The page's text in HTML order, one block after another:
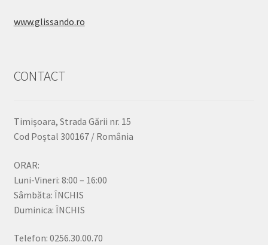
www.glissando.ro
CONTACT
Timișoara, Strada Gării nr. 15
Cod Poștal 300167 / România
ORAR:
Luni-Vineri: 8:00 – 16:00
Sâmbăta: ÎNCHIS
Duminica: ÎNCHIS
Telefon: 0256.30.00.70